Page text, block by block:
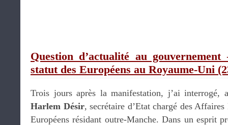
Question d’actualité au
statut des Européens au Royaume-Uni
Trois jours après la manifestation, j’ai interrogé,
Harlem Désir, secrétaire d’Etat chargé des
Européens résidant outre-Manche. Dans un esprit